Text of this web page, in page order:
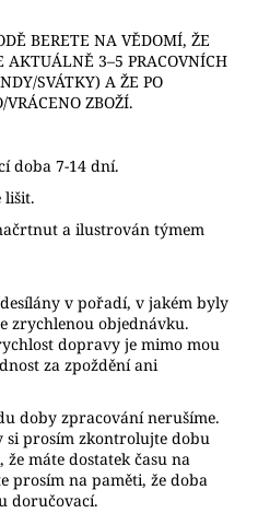
BERETE NA VĚDOMÍ, ŽE
AKTUÁLNĚ 3–5 PRACOVNÍCH
SVÁTKY) A ŽE PO
ZBOŽÍ.
doba 7-14 dní.
lišit.
a ilustrován týmem
v pořadí, v jakém byly
zrychlenou objednávku.
dopravy je mimo mou
za zpoždění ani
doby zpracování nerušíme.
si prosím zkontrolujte dobu
máte dostatek času na
prosím na paměti, že doba
doručovací.